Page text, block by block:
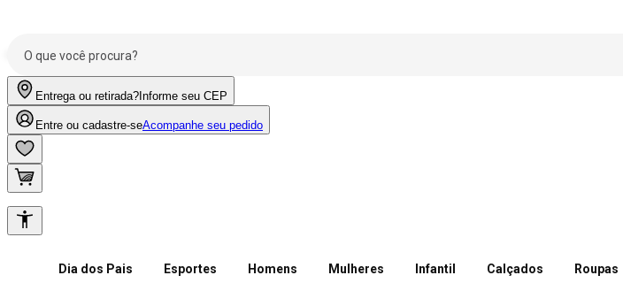
Entrega ou retirada? Informe seu CEP
Entre ou cadastre-seAcompanhe seu pedido
Dia dos Pais Esportes Homens Mulheres Infantil Calçados Roupas